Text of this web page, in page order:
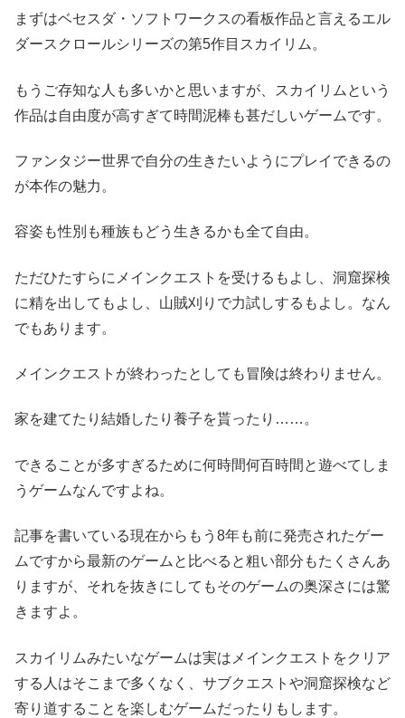
まずはベセスダ・ソフトワークスの看板作品と言えるエル
ダースクロールシリーズの第5作目スカイリム。
もうご存知な人も多いかと思いますが、スカイリムという
作品は自由度が高すぎて時間泥棒も甚だしいゲームです。
ファンタジー世界で自分の生きたいようにプレイできるの
が本作の魅力。
容姿も性別も種族もどう生きるかも全て自由。
ただひたすらにメインクエストを受けるもよし、洞窟探検
に精を出してもよし、山賊刈りで力試しするもよし。なん
でもあります。
メインクエストが終わったとしても冒険は終わりません。
家を建てたり結婚したり養子を貰ったり……。
できることが多すぎるために何時間何百時間と遊べてしま
うゲームなんですよね。
記事を書いている現在からもう8年も前に発売されたゲー
ムですから最新のゲームと比べると粗い部分もたくさんあ
りますが、それを抜きにしてもそのゲームの奥深さには驚
きますよ。
スカイリムみたいなゲームは実はメインクエストをクリア
する人はそこまで多くなく、サブクエストや洞窟探検など
寄り道することを楽しむゲームだったりもします。